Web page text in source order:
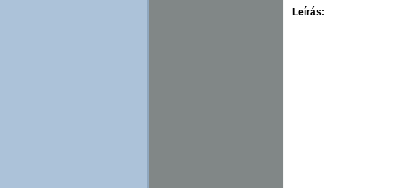
Leírás: